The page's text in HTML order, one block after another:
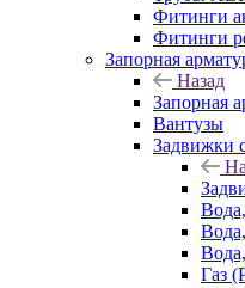
Фитинги
Фитинги
Запорная
Назад
Запорная
Вантузы
Задвижки
Газ